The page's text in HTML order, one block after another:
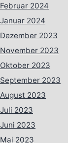
Februar 2024
Januar 2024
Dezember 2023
November 2023
Oktober 2023
September 2023
August 2023
Juli 2023
Juni 2023
Mai 2023